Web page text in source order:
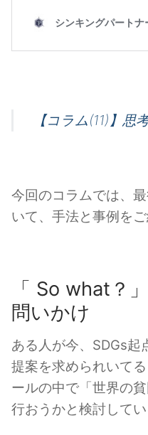
【コラム(11)】思
今回のコラムでは、
いて、手法と事例を
「 So what？
問いかけ
ある人が今、SDGs起
提案を求められいて
ールの中で「世界の
行おうかと検討してい